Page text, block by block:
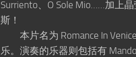
Surriento、O Sole Mio……加上
斯！
本片名为 Romance In Venice
乐。演奏的乐器则包括有